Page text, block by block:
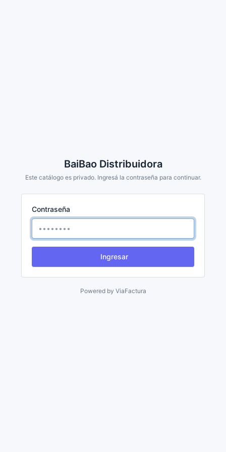
BaiBao Distribuidora
Este catálogo es privado. Ingresá la contraseña para continuar.
Contraseña
Ingresar
Powered by ViaFactura